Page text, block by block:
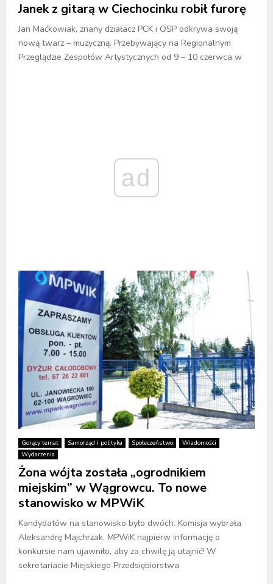
Janek z gitarą w Ciechocinku robił furorę
Jan Maćkowiak, znany działacz PCK i OSP odkrywa swoją
nową twarz – muzyczną. Przebywający na Regionalnym
Przeglądzie Zespołów Artystycznych od 9 – 10 czerwca w
ad
Gorący temat Samorząd i polityka Społeczeństwo
Wiadomości
Wydarzenia
Żona wójta została „ogrodnikiem
miejskim” w Wągrowcu. To nowe
stanowisko w MPWiK
Kandydatów na stanowisko było dwóch. Komisja wybrała
Aleksandrę Majchrzak. MPWiK najpierw informację o
konkursie nam ujawniło, aby za chwilę ją utajnić! W
sekretariacie Miejskiego Przedsiębiorstwa